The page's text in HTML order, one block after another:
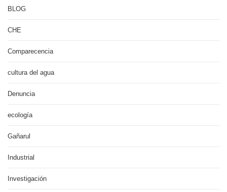
BLOG
CHE
Comparecencia
cultura del agua
Denuncia
ecología
Gañarul
Industrial
Investigación